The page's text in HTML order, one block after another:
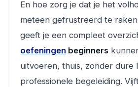
En hoe zorg je dat je het
meteen gefrustreerd te
geeft je een compleet
oefeningen beginners
uitvoeren, thuis, zonder dure
professionele begeleiding.